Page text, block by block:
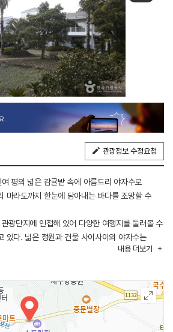
.
관광정보 수정요청
평의 넓은 감귤밭 속에 아름드리 야자수로
마라도까지 한눈에 담아내는 바다를 조망할 수
광단지에 인접해 있어 다양한 여행지를 둘러볼 수
있다. 넓은 정원과 건물 사이사이의 야자수는
로운 세계를 보여주며 화이트의 새하얀 건물은
넓은 정원 사이를 거니는 여유는 환상의 섬
한다. 넉넉한 여유를 느낄 수 있는 객실에는
, 고객을 한 번 더 생각하는 서비스를 통해
든 편의를 제공하고 있다.
내용 더보기